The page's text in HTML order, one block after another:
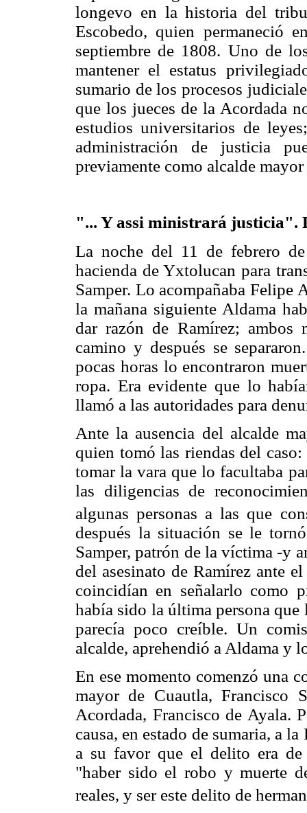
longevo en la historia del
Escobedo, quien permaneció
septiembre de 1808. Uno de
mantener el estatus
sumario de los procesos
que los jueces de la Acordada
estudios universitarios de
administración de justicia
previamente como alcalde
"... Y assi ministrará justicia".
La noche del 11 de febrero
hacienda de Yxtolucan para
Samper. Lo acompañaba
la mañana siguiente Aldama
dar razón de Ramírez; ambos
camino y después se
pocas horas lo encontraron
ropa. Era evidente que lo
llamó a las autoridades para
Ante la ausencia del alcalde
quien tomó las riendas del
tomar la vara que lo facultaba
las diligencias de
algunas personas a las que
después la situación se le
Samper, patrón de la víctima -y
del asesinato de Ramírez ante
coincidían en señalarlo como
había sido la última persona
parecía poco creíble. Un
alcalde, aprehendió a Aldama y
En ese momento comenzó una
mayor de Cuautla, Francisco
Acordada, Francisco de Ayala.
causa, en estado de sumaria, a
a su favor que el delito era
"haber sido el robo y muerte
reales, y ser este delito de